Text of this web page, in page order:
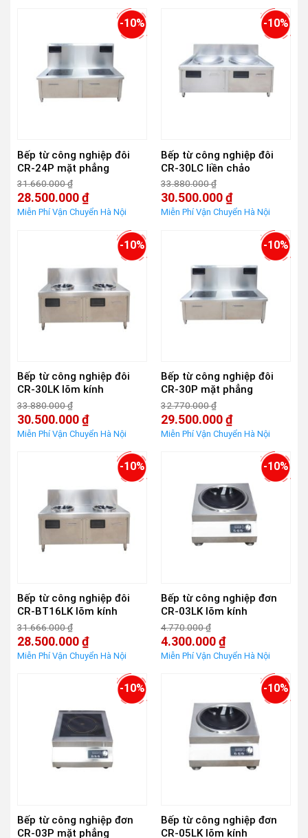
-10%
Bếp từ công nghiệp đôi
CR-24P mặt phẳng
31.660.000₫
Giá
gốc
là:
28.500.000₫
Giá
-10%
Bếp từ công nghiệp đôi
CR-30LC liền chảo
33.880.000₫
Giá
gốc
là:
30.500.000₫
Giá
-10%
Bếp từ công nghiệp đôi
CR-30LK lõm kính
33.880.000₫
Giá
gốc
là:
30.500.000₫
Giá
-10%
Bếp từ công nghiệp đôi
CR-30P mặt phẳng
32.770.000₫
Giá
gốc
là:
29.500.000₫
Giá
-10%
Bếp từ công nghiệp đôi
CR-BT16LK lõm kính
31.666.000₫
Giá
gốc
là:
28.500.000₫
Giá
-10%
Bếp từ công nghiệp đơn
CR-03LK lõm kính
4.770.000₫
Giá
gốc
là:
4.300.000₫
Giá
-10%
Bếp từ công nghiệp đơn
CR-03P mặt phẳng
-10%
Bếp từ công nghiệp đơn
CR-05LK lõm kính